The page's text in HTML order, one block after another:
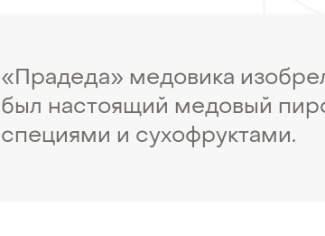
«Прадеда» медовика
был настоящий медовый
специями и сухофруктами.